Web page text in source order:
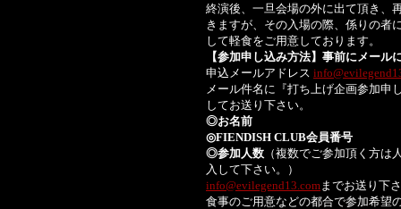
終演後、一旦会場の外に出て頂き、
きますが、その入場の際、係りの者
して軽食をご用意しております。
【参加申し込み方法】事前にメール
申込メールアドレス
メール件名に『打ち上げ企画参加申
してお送り下さい。
◎お名前
◎FIENDISH CLUB会員番号
◎参加人数 （複数でご参加頂く方
入して下さい。）
info@evilegend13.com までお送り下
食事のご用意などの都合で参加希望